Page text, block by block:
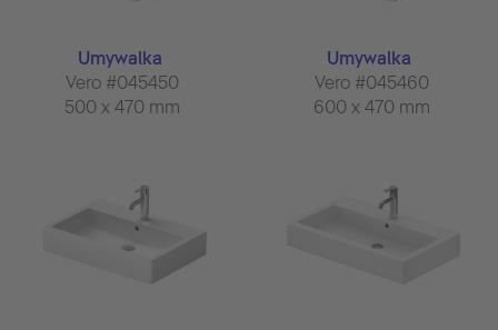
Umywalka
Vero #045450
500 x 470 mm
Umywalka
Vero #045460
600 x 470 mm